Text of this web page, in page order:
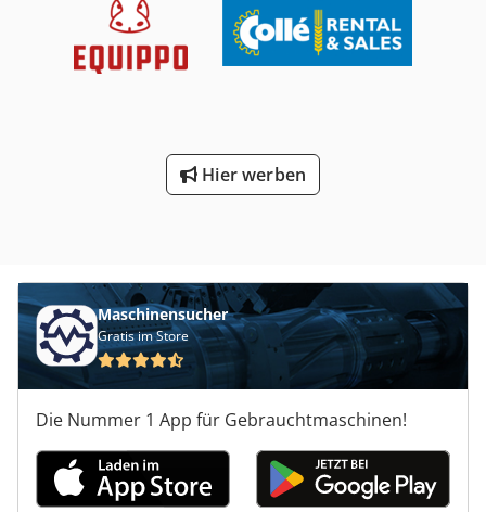
Hier werben
Maschinensucher
Gratis im Store
Die Nummer 1 App für Gebrauchtmaschinen!